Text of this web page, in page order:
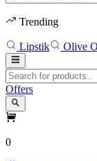
Trending
Lipstik Olive
Offers
0